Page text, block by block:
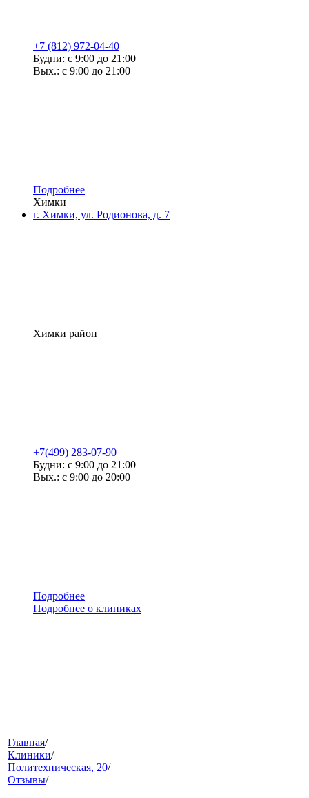
+7 (812) 972-04-40
Будни: с 9:00 до 21:00
Вых.: с 9:00 до 21:00
Подробнее
Химки
г. Химки, ул. Родионова, д. 7
Химки район
+7(499) 283-07-90
Будни: с 9:00 до 21:00
Вых.: с 9:00 до 20:00
Подробнее
Подробнее о клиниках
меню
Главная/
Клиники/
Политехническая, 20/
Отзывы/